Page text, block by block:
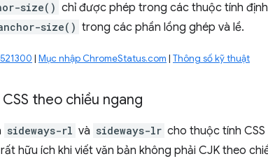
size() chỉ được phép trong các thuộc tính
size() trong các phần lồng ghép và lề.
| Mục nhập ChromeStatus.com | Thông số kỹ thuật
theo chiều ngang
sideways-rl và sideways-lr cho thuộc tính CSS
rất hữu ích khi viết văn bản không phải CJK theo